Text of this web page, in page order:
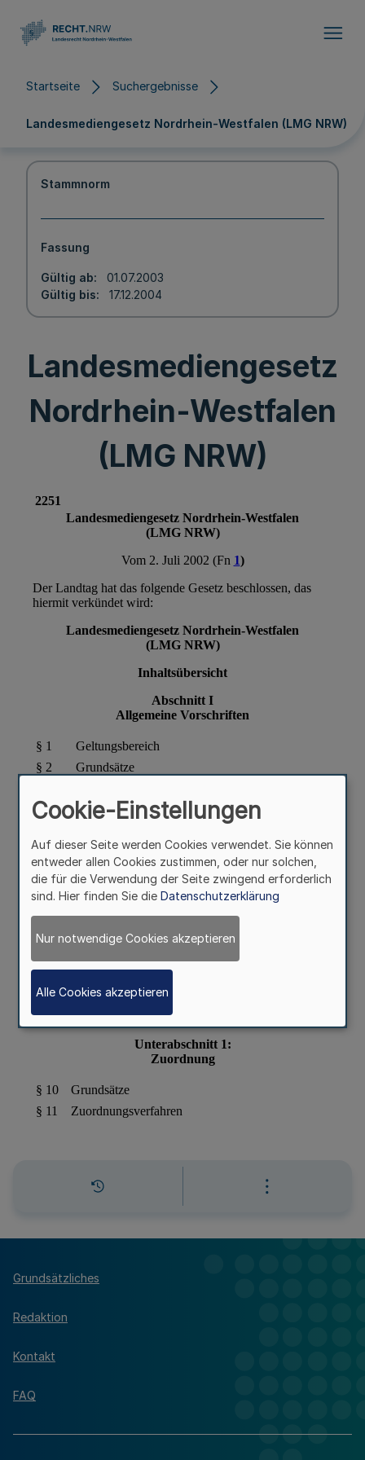
Startseite Suchergebnisse
Landesmediengesetz Nordrhein-Westfalen (LMG NRW)
Stammnorm
Fassung
Gültig ab
01.07.2003
Gültig bis
17.12.2004
Landesmediengesetz
Nordrhein-Westfalen
(LMG NRW)
Grundsätzliches
Redaktion
Kontakt
FAQ
Cookie-Einstellungen
Auf dieser Seite werden Cookies verwendet. Sie können
entweder allen Cookies zustimmen, oder nur solchen,
die für die Verwendung der Seite zwingend erforderlich
sind. Hier finden Sie die Datenschutzerklärung
Nur notwendige Cookies akzeptieren
Alle Cookies akzeptieren